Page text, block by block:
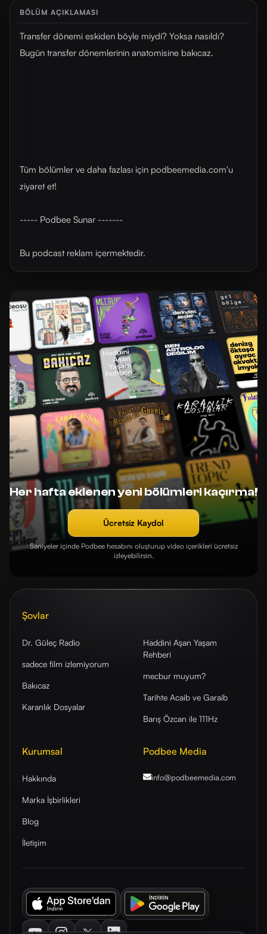
BÖLÜM AÇIKLAMASI
Transfer dönemi eskiden böyle miydi? Yoksa nasıldı?
Bugün transfer dönemlerinin anatomisine bakıcaz.
Tüm bölümler ve daha fazlası için ⁠podbeemedia.com⁠'u
ziyaret et!
----- Podbee Sunar -------
Bu podcast reklam içermektedir.
Her hafta eklenen yeni bölümleri kaçırma!
Ücretsiz Kaydol
Saniyeler içinde Podbee hesabını oluşturup video içerikleri ücretsiz
izleyebilirsin.
Şovlar
Dr. Güleç Radio
sadece film izlemiyorum
Bakıcaz
Karanlık Dosyalar
Haddini Aşan Yaşam
Rehberi
mecbur muyum?
Tarihte Acaib ve Garaib
Barış Özcan ile 111Hz
Kurumsal
Hakkında
Marka İşbirlikleri
Blog
İletişim
Podbee Media
info@podbeemedia.com